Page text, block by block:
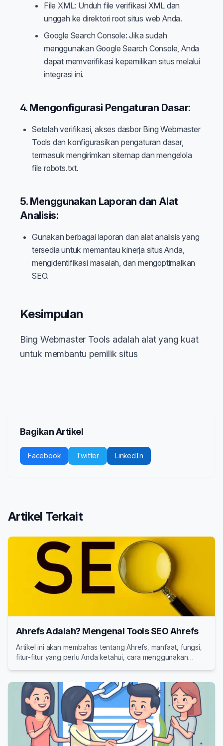
File XML: Unduh file verifikasi XML dan
unggah ke direktori root situs web Anda.
Google Search Console: Jika sudah
menggunakan Google Search Console, Anda
dapat memverifikasi kepemilikan situs melalui
integrasi ini.
4. Mengonfigurasi Pengaturan Dasar:
Setelah verifikasi, akses dasbor Bing Webmaster
Tools dan konfigurasikan pengaturan dasar,
termasuk mengirimkan sitemap dan mengelola
file robots.txt.
5. Menggunakan Laporan dan Alat
Analisis:
Gunakan berbagai laporan dan alat analisis yang
tersedia untuk memantau kinerja situs Anda,
mengidentifikasi masalah, dan mengoptimalkan
SEO.
Kesimpulan
Bing Webmaster Tools adalah alat yang kuat
untuk membantu pemilik situs
Bagikan Artikel
Facebook Twitter LinkedIn
Artikel Terkait
Ahrefs Adalah? Mengenal Tools SEO Ahrefs
Artikel ini akan membahas tentang Ahrefs, manfaat, fungsi,
fitur-fitur yang perlu Anda ketahui, cara menggunakan